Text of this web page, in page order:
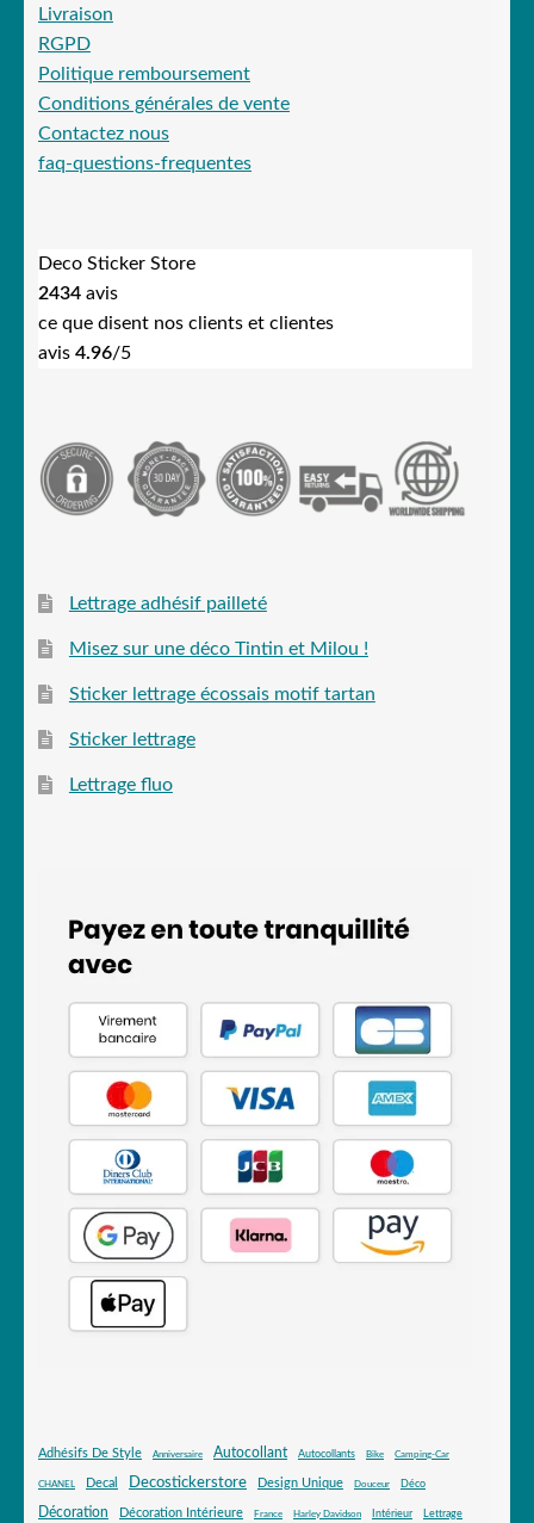
Livraison
RGPD
Politique remboursement
Conditions générales de vente
Contactez nous
faq-questions-frequentes
Deco Sticker Store
2434 avis
ce que disent nos clients et clientes
avis 4.96/5
Lettrage adhésif pailleté
Misez sur une déco Tintin et Milou !
Sticker lettrage écossais motif tartan
Sticker lettrage
Lettrage fluo
Adhésifs De Style Anniversaire Autocollant Autocollants Bike Camping-Car
CHANEL Decal Decostickerstore Design Unique Douceur Déco
Décoration Décoration Intérieure France Harley Davidson Intérieur Lettrage